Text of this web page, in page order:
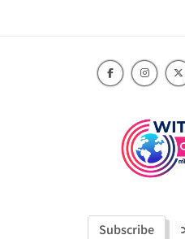
Subscribe